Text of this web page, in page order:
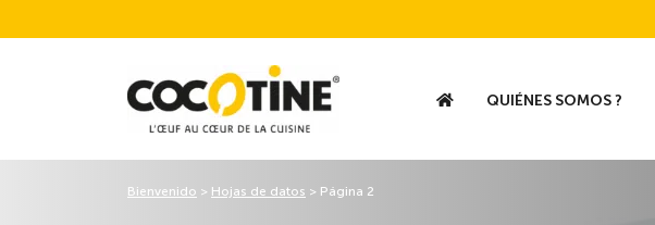
QUIÉNES SOMOS ?
Bienvenido > Hojas de datos > Página 2